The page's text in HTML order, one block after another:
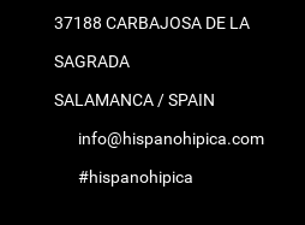
37188 CARBAJOSA DE LA
SAGRADA
SALAMANCA / SPAIN
info@hispanohipica.com
#hispanohipica